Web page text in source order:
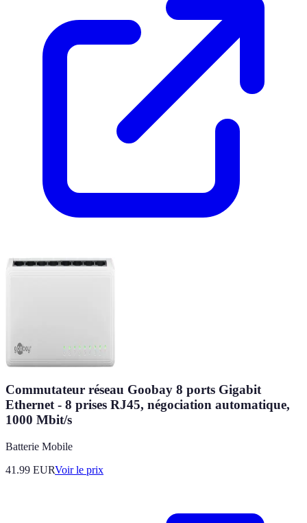
Commutateur réseau Goobay 8 ports Gigabit
Ethernet - 8 prises RJ45, négociation automatique,
1000 Mbit/s
Batterie Mobile
41.99 EURVoir le prix